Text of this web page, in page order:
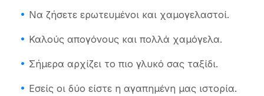
Να ζήσετε ερωτευμένοι και χαμογελαστοί.
Καλούς απογόνους και πολλά χαμόγελα.
Σήμερα αρχίζει το πιο γλυκό σας ταξίδι.
Εσείς οι δύο είστε η αγαπημένη μας ιστορία.